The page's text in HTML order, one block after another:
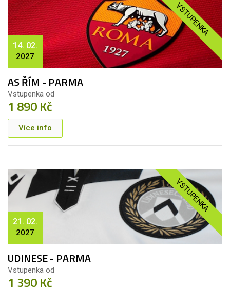
VSTUPENKA
14. 02.
2027
AS ŘÍM - PARMA
Vstupenka od
1 890 Kč
Více info
VSTUPENKA
21. 02.
2027
UDINESE - PARMA
Vstupenka od
1 390 Kč